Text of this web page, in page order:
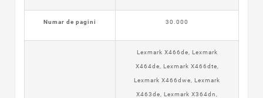
Numar de pagini 30.000
Lexmark X466de, Lexmark
X464de, Lexmark X466dte,
Lexmark X466dwe, Lexmark
X463de, Lexmark X364dn,